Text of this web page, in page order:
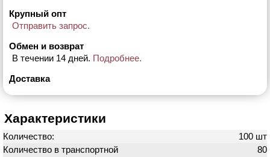
Крупный опт
Отправить запрос.
Обмен и возврат
В течении 14 дней. Подробнее.
Доставка
Характеристики
Количество:
100 шт
Количество в транспортной
80